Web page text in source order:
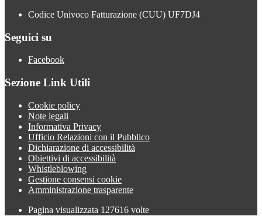
Codice Univoco Fatturazione (CUU) UF7DJ4
Seguici su
Facebook
Sezione Link Utili
Cookie policy
Note legali
Informativa Privacy
Ufficio Relazioni con il Pubblico
Dichiarazione di accessibilità
Obiettivi di accessibilità
Whistleblowing
Gestione consensi cookie
Amministrazione trasparente
Pagina visualizzata 127616 volte